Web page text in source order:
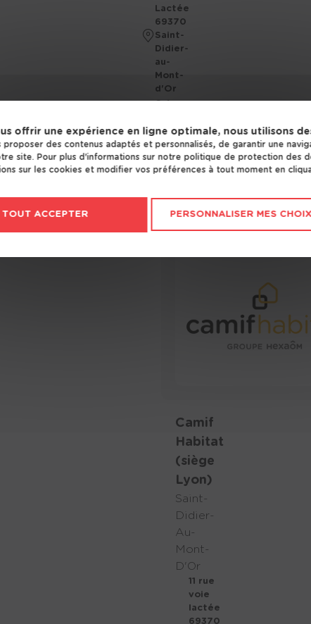
Lactée
69370
Saint-
Didier-
au-
Mont-
d'Or
04
53
17
81
Camif
Habitat
(siège
Lyon)
Saint-
Didier-
Au-
Mont-
D'Or
11 rue
voie
lactée
69370
offrir une expérience en ligne optimale, nous utilisons
des contenus adaptés et personnalisés, de garantir une
site. Pour plus d'informations sur notre politique de protection des
sur les cookies et modifier vos préférences à tout moment en
TOUT ACCEPTER PERSONNALISER MES